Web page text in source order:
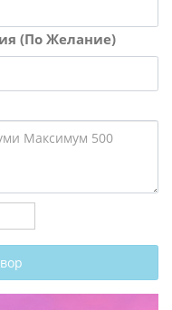
(По Желание)